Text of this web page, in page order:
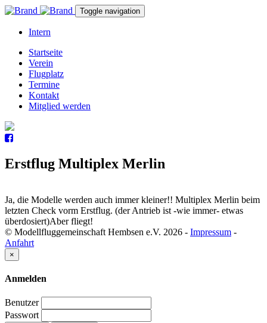
Toggle navigation
Intern
Startseite
Verein
Flugplatz
Termine
Kontakt
Mitglied werden
Erstflug Multiplex Merlin
Ja, die Modelle werden auch immer kleiner!! Multiplex Merlin beim
letzten Check vorm Erstflug. (der Antrieb ist -wie immer- etwas
überdosiert)Aber fliegt!
© Modellfluggemeinschaft Hembsen e.V. 2026 - Impressum -
Anfahrt
×
Anmelden
Benutzer
Passwort